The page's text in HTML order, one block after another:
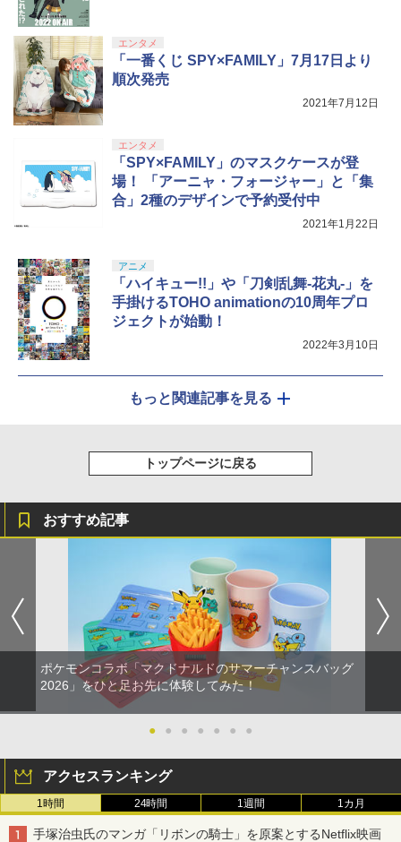
￥10,737
￥14,141
5
【Amazon.co.jp限定】劇場版モノノ怪
第三章 蛇神 (オリジナル特典:オリジナル
剣、十翼より来たる！スタジオ描き下ろ
￥8,800
エンタメ
「一番くじ SPY×FAMILY」7月17日より
順次発売
2021年7月12日
エンタメ
「SPY×FAMILY」のマスクケースが登
場！ 「アーニャ・フォージャー」と「集
合」2種のデザインで予約受付中
2021年1月22日
アニメ
「ハイキュー!!」や「刀剣乱舞-花丸-」を
手掛けるTOHO animationの10周年プロ
ジェクトが始動！
2022年3月10日
もっと関連記事を見る
トップページに戻る
おすすめ記事
ポケモンコラボ「マクドナルドのサマーチャンスバッグ
2026」をひと足お先に体験してみた！
● ● ● ● ● ● ●
アクセスランキング
1時間 24時間 1週間 1カ月
手塚治虫氏のマンガ「リボンの騎士」を原案とするNetflix映画